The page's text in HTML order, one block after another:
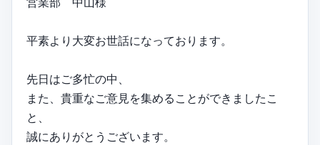
平素より大変お世話になっております。
先日はご多忙の中、
また、貴重なご意見を集めることができましたこ
と、
誠にありがとうございます。